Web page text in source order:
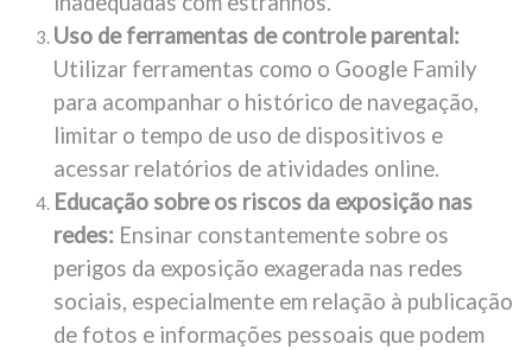
Uso de ferramentas de controle parental:
Utilizar ferramentas como o Google Family
para acompanhar o histórico de navegação,
limitar o tempo de uso de dispositivos e
acessar relatórios de atividades online.
Educação sobre os riscos da exposição nas
redes: Ensinar constantemente sobre os
perigos da exposição exagerada nas redes
sociais, especialmente em relação à publicação
de fotos e informações pessoais que podem